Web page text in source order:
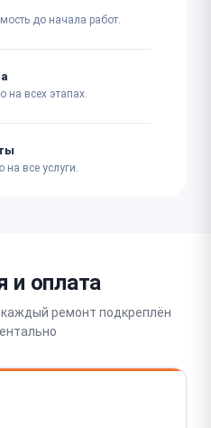
до начала работ.
на всех этапах.
все услуги.
и оплата
ремонт подкреплён